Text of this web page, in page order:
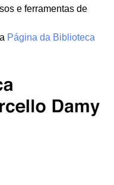
e ferramentas de
Página da Biblioteca